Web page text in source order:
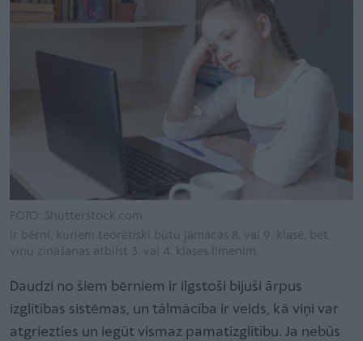
FOTO: Shutterstock.com
Ir bērni, kuriem teorētiski būtu jāmācās 8. vai 9. klasē, bet
viņu zināšanas atbilst 3. vai 4. klases līmenim.
Daudzi no šiem bērniem ir ilgstoši bijuši ārpus
izglītības sistēmas, un tālmācība ir veids, kā viņi var
atgriezties un iegūt vismaz pamatizglītību. Ja nebūs